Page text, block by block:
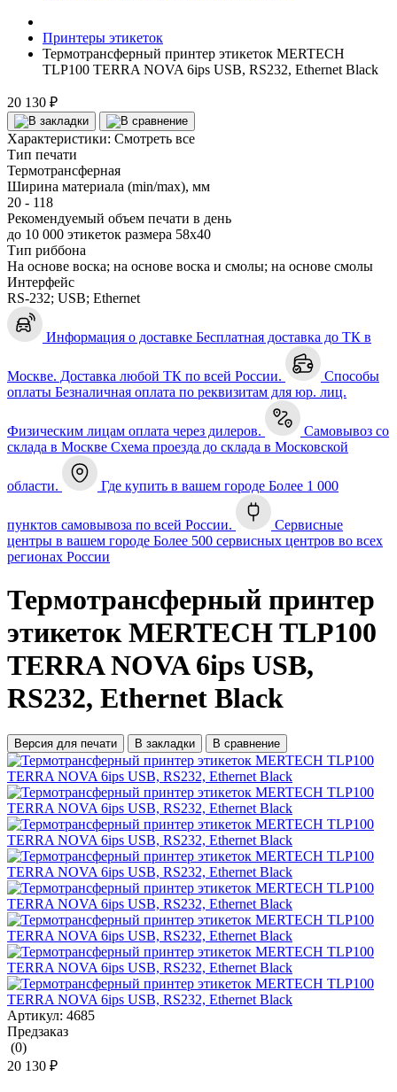
Принтеры этикеток
Термотрансферный принтер этикеток MERTECH
TLP100 TERRA NOVA 6ips USB, RS232, Ethernet Black
20 130 ₽
Характеристики: Смотреть все
Тип печати
Термотрансферная
Ширина материала (min/max), мм
20 - 118
Рекомендуемый объем печати в день
до 10 000 этикеток размера 58х40
Тип риббона
На основе воска; на основе воска и смолы; на основе смолы
Интерфейс
RS-232; USB; Ethernet
Информация о доставке Бесплатная доставка до ТК в
Москве. Доставка любой ТК по всей России.
Способы
оплаты Безналичная оплата по реквизитам для юр. лиц.
Физическим лицам оплата через дилеров.
Самовывоз со
склада в Москве Схема проезда до склада в Московской
области. Где купить в вашем городе Более 1 000
пунктов самовывоза по всей России.
Сервисные
центры в вашем городе Более 500 сервисных центров во всех
регионах России
Термотрансферный принтер
этикеток MERTECH TLP100
TERRA NOVA 6ips USB,
RS232, Ethernet Black
Версия для печати В закладки В сравнение
Артикул: 4685
Предзаказ
(0)
20 130 ₽